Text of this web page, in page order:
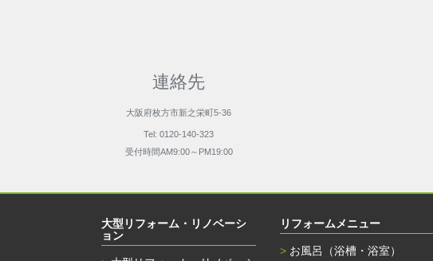
連絡先
大阪府枚方市新之栄町5-36
Tel: 0120-140-323
受付時間AM9:00～PM19:00
大型リフォーム・リノベーシ
ョン
リフォームメニュー
お風呂（浴槽・浴室）